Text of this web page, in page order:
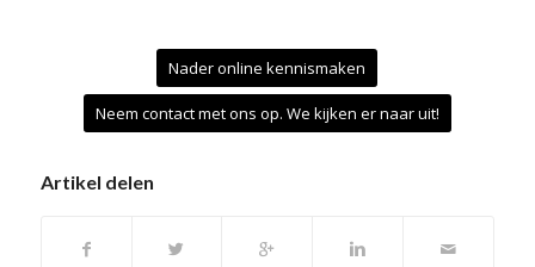
Nader online kennismaken
Neem contact met ons op. We kijken er naar uit!
Artikel delen